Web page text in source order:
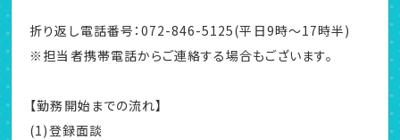
折り返し電話番号：072-846-5125(平日9時～17時半)
※担当者携帯電話からご連絡する場合もございます。
【勤務開始までの流れ】
(1)登録面談